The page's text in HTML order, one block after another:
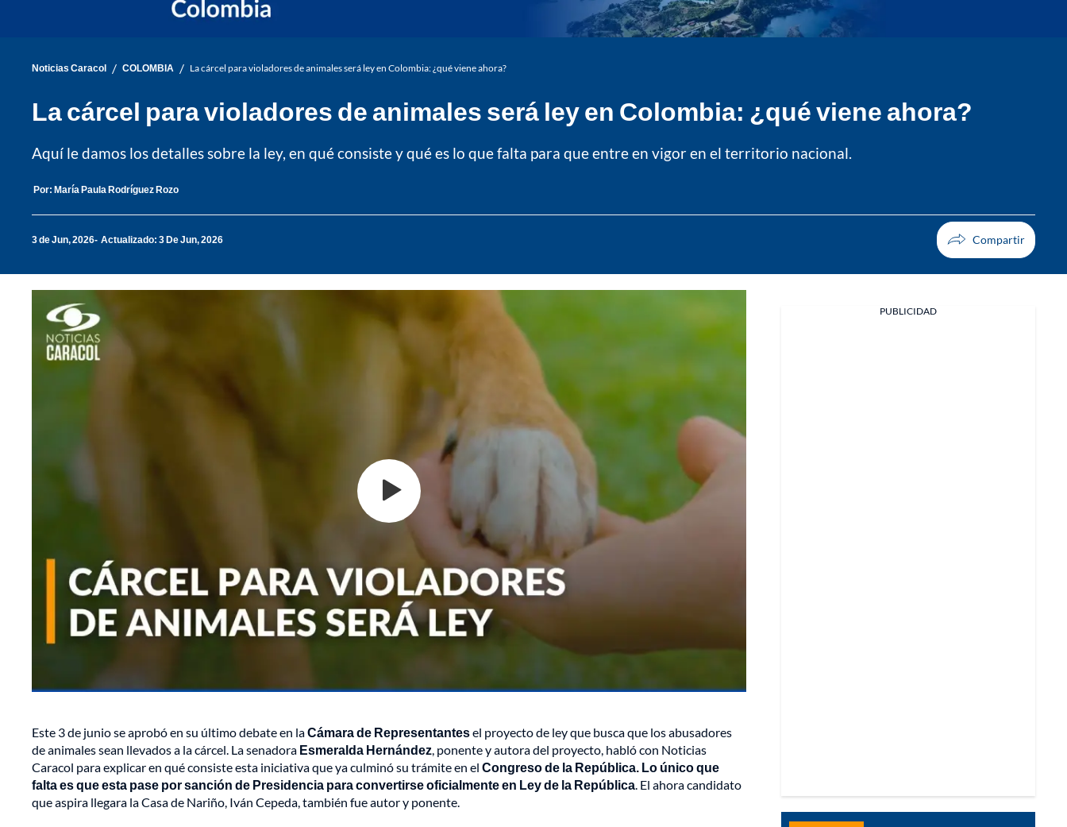
Noticias Caracol / COLOMBIA / La cárcel para violadores de animales será ley en Colombia: ¿qué viene ahora?
La cárcel para violadores de animales será ley en Colombia: ¿qué viene ahora?
Aquí le damos los detalles sobre la ley, en qué consiste y qué es lo que falta para que entre en vigor en el territorio nacional.
Por: María Paula Rodríguez Rozo
3 de Jun, 2026 Actualizado: 3 De Jun, 2026
Este 3 de junio se aprobó en su último debate en laCámara de Representantesel proyecto de ley que busca que los abusadores
de animales sean llevados a la cárcel. La senadora Esmeralda Hernández, ponente y autora del proyecto, habló con Noticias
Caracol para explicar en qué consiste esta iniciativa que ya culminó su trámite en el Congreso de la República. Lo único que
falta es que esta pase por sanción de Presidencia para convertirse oficialmente en Ley de la República. El ahora candidato
que aspira llegara la Casa de Nariño, Iván Cepeda, también fue autor y ponente.
PUBLICIDAD